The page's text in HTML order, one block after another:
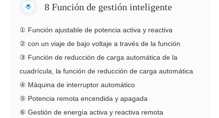
8 Función de gestión inteligente
① Función ajustable de potencia activa y reactiva
② con un viaje de bajo voltaje a través de la función
③ Función de reducción de carga automática de la
cuadrícula, la función de reducción de carga automática
④ Máquina de interruptor automático
⑤ Potencia remota encendida y apagada
⑥ Gestión de energía activa y reactiva remota